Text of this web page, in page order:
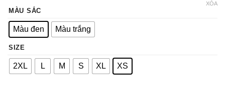
MÀU SẮC
Màu đen Màu trắng
SIZE
2XL L M S XL XS
XÓA